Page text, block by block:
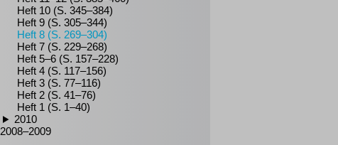
Heft 10 (S. 345–384)
Heft 9 (S. 305–344)
Heft 8 (S. 269–304)
Heft 7 (S. 229–268)
Heft 5–6 (S. 157–228)
Heft 4 (S. 117–156)
Heft 3 (S. 77–116)
Heft 2 (S. 41–76)
Heft 1 (S. 1–40)
2010
2008–2009